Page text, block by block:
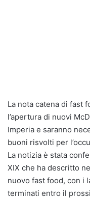
La nota catena di fast
l’apertura di nuovi
Imperia e saranno
buoni risvolti per
La notizia è stata
XIX che ha descritto
nuovo fast food, con i
terminati entro il